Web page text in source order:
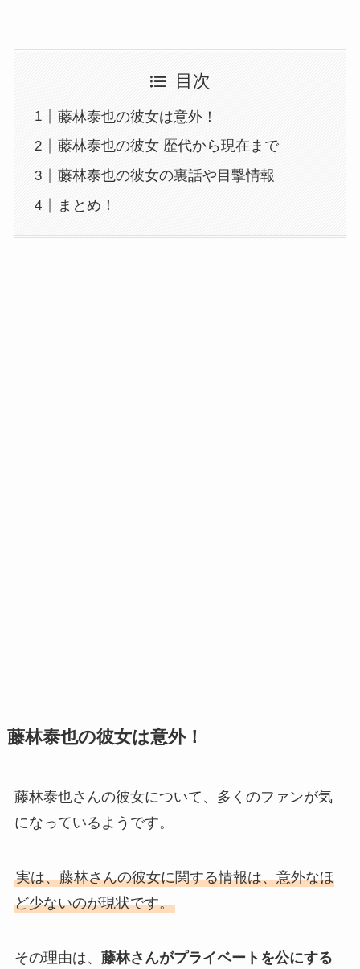
目次
藤林泰也の彼女は意外！
藤林泰也の彼女 歴代から現在まで
藤林泰也の彼女の裏話や目撃情報
まとめ！
藤林泰也の彼女は意外！
藤林泰也さんの彼女について、多くのファンが気
になっているようです。
実は、藤林さんの彼女に関する情報は、意外なほ
ど少ないのが現状です。
その理由は、 藤林さんがプライベートを公にする